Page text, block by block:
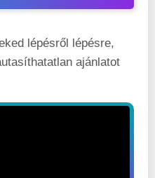
lépésről lépésre,
ajánlatot